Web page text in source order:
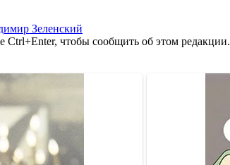
Зеленский
чтобы сообщить об этом редакции.